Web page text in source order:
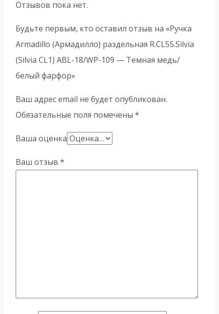
Отзывов пока нет.
Будьте первым, кто оставил отзыв на «Ручка
Armadillo (Армадилло) раздельная R.CL55.Silvia
(Silvia CL1) ABL-18/WP-109 — Темная медь/
белый фарфор»
Ваш адрес email не будет опубликован.
Обязательные поля помечены *
Ваша оценка
Ваш отзыв *